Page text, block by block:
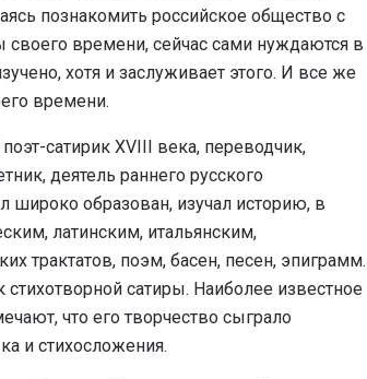
познакомить российское общество с
времени, сейчас сами нуждаются в
хотя и заслуживает этого. И все же
времени.
сатирик XVIII века, переводчик,
деятель раннего русского
образован, изучал историю, в
латинским, итальянским,
трактатов, поэм, басен, песен, эпиграмм.
сатиры. Наиболее известное
что его творчество сыграло
и стихосложения.